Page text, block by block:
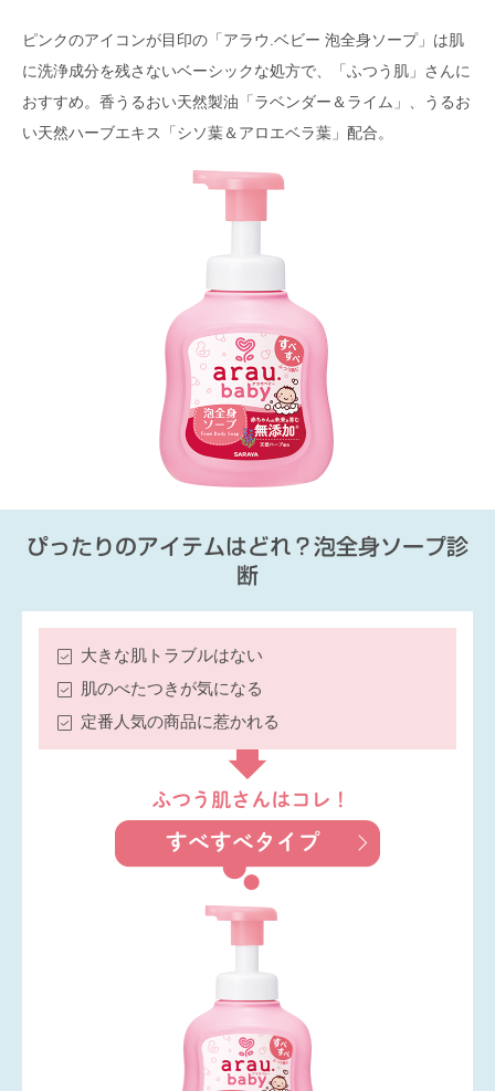
ピンクのアイコンが目印の「アラウ.ベビー 泡全身ソープ」は肌
に洗浄成分を残さないベーシックな処方で、「ふつう肌」さんに
おすすめ。香うるおい天然製油「ラベンダー＆ライム」、うるお
い天然ハーブエキス「シソ葉＆アロエベラ葉」配合。
ぴったりのアイテムはどれ？泡全身ソープ診
断
大きな肌トラブルはない
肌のべたつきが気になる
定番人気の商品に惹かれる